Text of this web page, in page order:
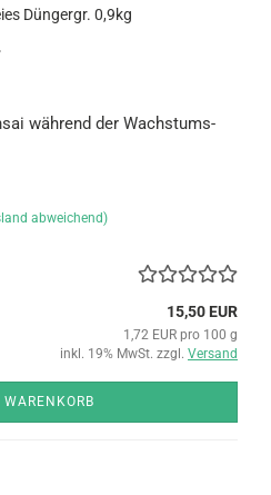
Dün­g­er­gr. 0,9kg
wäh­rend der Wachs­tums­
abweichend)
15,50 EUR
1,72 EUR pro 100 g
inkl. 19% MwSt. zzgl. Versand
WARENKORB